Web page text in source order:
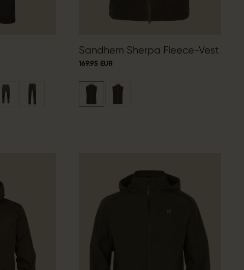
Sandhem Sherpa Fleece-Vest
169.95 EUR